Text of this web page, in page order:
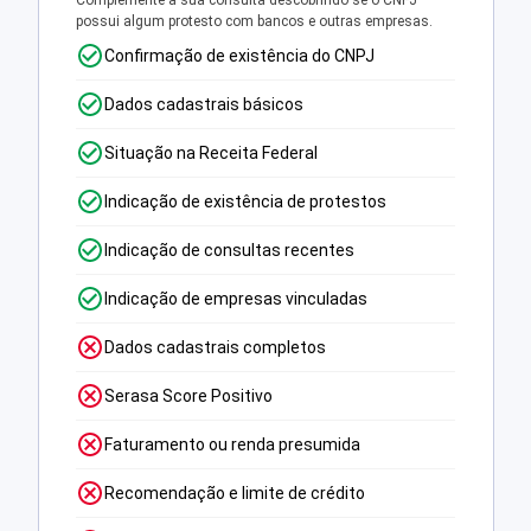
possui algum protesto com bancos e outras empresas.
Confirmação de existência do CNPJ
Dados cadastrais básicos
Situação na Receita Federal
Indicação de existência de protestos
Indicação de consultas recentes
Indicação de empresas vinculadas
Dados cadastrais completos
Serasa Score Positivo
Faturamento ou renda presumida
Recomendação e limite de crédito